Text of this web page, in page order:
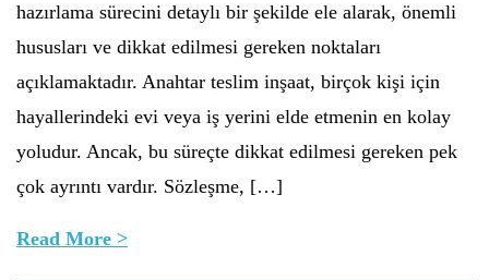
hazırlama sürecini detaylı bir şekilde ele alarak, önemli
hususları ve dikkat edilmesi gereken noktaları
açıklamaktadır. Anahtar teslim inşaat, birçok kişi için
hayallerindeki evi veya iş yerini elde etmenin en kolay
yoludur. Ancak, bu süreçte dikkat edilmesi gereken pek
çok ayrıntı vardır. Sözleşme, […]
Read More >